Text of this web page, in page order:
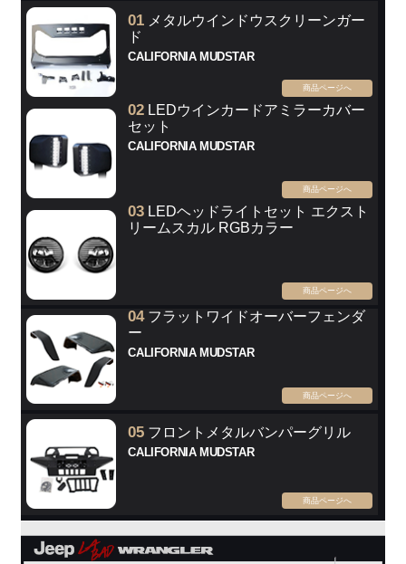
01 メタルウインドウスクリーンガー
ド
CALIFORNIA MUDSTAR
商品ページへ
02 LEDウインカードアミラーカバー
セット
CALIFORNIA MUDSTAR
商品ページへ
03 LEDヘッドライトセット エクスト
リームスカル RGBカラー
商品ページへ
04フラットワイドオーバーフェンダ
ー
CALIFORNIA MUDSTAR
商品ページへ
05 フロントメタルバンパーグリル
CALIFORNIA MUDSTAR
商品ページへ